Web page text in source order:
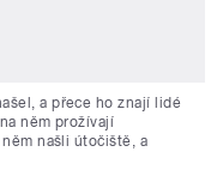
a přece ho znají lidé
něm prožívají
našli útočiště, a